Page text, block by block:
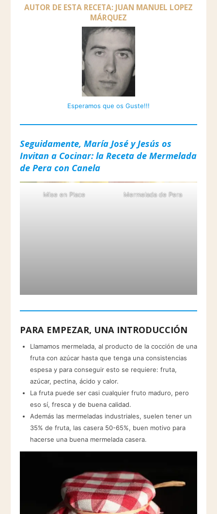
AUTOR DE ESTA RECETA: JUAN MANUEL LOPEZ
MÁRQUEZ
Esperamos que os Guste!!!
Seguidamente, María José y Jesús os
Invitan a Cocinar: la Receta de Mermelada
de Pera con Canela
Mise en Place Mermelada de Pera
PARA EMPEZAR, UNA INTRODUCCIÓN
Llamamos mermelada, al producto de la cocción de una
fruta con azúcar hasta que tenga una consistencias
espesa y para conseguir esto se requiere: fruta,
azúcar, pectina, ácido y calor.
La fruta puede ser casi cualquier fruto maduro, pero
eso sí, fresca y de buena calidad.
Además las mermeladas industriales, suelen tener un
35% de fruta, las casera 50-65%, buen motivo para
hacerse una buena mermelada casera.